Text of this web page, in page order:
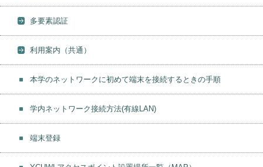
多要素認証
利用案内（共通）
本学のネットワークに初めて端末を接続するときの手順
学内ネットワーク接続方法(有線LAN)
端末登録